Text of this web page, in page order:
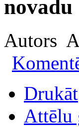
novadu
Autors
Drukāt
Attēlu